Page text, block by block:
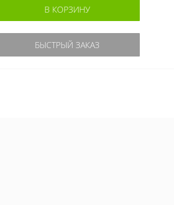
В КОРЗИНУ
БЫСТРЫЙ ЗАКАЗ